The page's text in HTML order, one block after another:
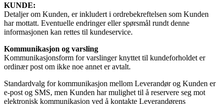
KUNDE:
Detaljer om Kunden, er inkludert i ordrebekreftelsen som Kunden
har mottatt. Eventuelle endringer eller spørsmål rundt denne
informasjonen kan rettes til kundeservice.
Kommunikasjon og varsling
Kommunikasjonsform for varslinger knyttet til kundeforholdet er
ordinær post om ikke noe annet er avtalt.
Standardvalg for kommunikasjon mellom Leverandør og Kunden er
e-post og SMS, men Kunden har mulighet til å reservere seg mot
elektronisk kommunikasjon ved å kontakte Leverandørens